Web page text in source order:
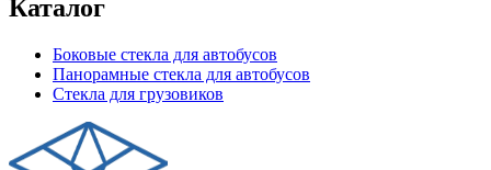
Каталог
Боковые стекла для автобусов
Панорамные стекла для автобусов
Стекла для грузовиков